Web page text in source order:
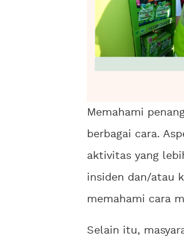
Memahami
berbagai cara.
aktivitas yang
insiden dan/atau
memahami cara
Selain itu,